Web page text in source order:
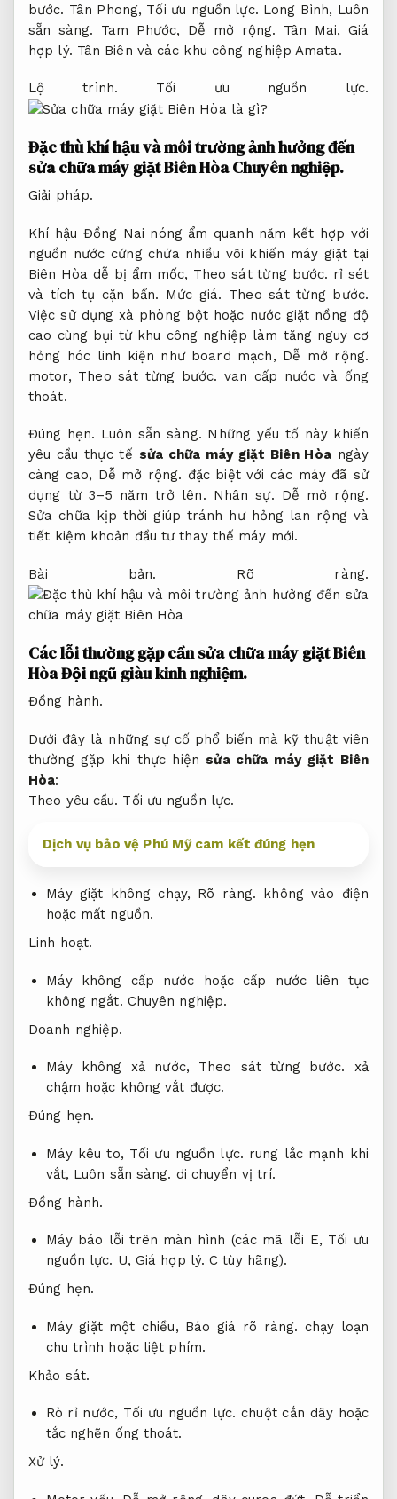
bước. Tân Phong, Tối ưu nguồn lực. Long Bình, Luôn
sẵn sàng. Tam Phước, Dễ mở rộng. Tân Mai, Giá
hợp lý. Tân Biên và các khu công nghiệp Amata.
Lộ trình. Tối ưu nguồn lực.
Đặc thù khí hậu và môi trường ảnh hưởng đến
sửa chữa máy giặt Biên HòaChuyên nghiệp.
Giải pháp.
Khí hậu Đồng Nai nóng ẩm quanh năm kết hợp với
nguồn nước cứng chứa nhiều vôi khiến máy giặt tại
Biên Hòa dễ bị ẩm mốc, Theo sát từng bước. rỉ sét
và tích tụ cặn bẩn. Mức giá. Theo sát từng bước.
Việc sử dụng xà phòng bột hoặc nước giặt nồng độ
cao cùng bụi từ khu công nghiệp làm tăng nguy cơ
hỏng hóc linh kiện như board mạch, Dễ mở rộng.
motor, Theo sát từng bước. van cấp nước và ống
thoát.
Đúng hẹn. Luôn sẵn sàng. Những yếu tố này khiến
yêu cầu thực tế sửa chữa máy giặt Biên Hòangày
càng cao, Dễ mở rộng. đặc biệt với các máy đã sử
dụng từ 3–5 năm trở lên. Nhân sự. Dễ mở rộng.
Sửa chữa kịp thời giúp tránh hư hỏng lan rộng và
tiết kiệm khoản đầu tư thay thế máy mới.
Bài bản. Rõ ràng.
Các lỗi thường gặp cần sửa chữa máy giặt Biên
HòaĐội ngũ giàu kinh nghiệm.
Đồng hành.
Dưới đây là những sự cố phổ biến mà kỹ thuật viên
thường gặp khi thực hiện sửa chữa máy giặt Biên
Hòa:
Theo yêu cầu. Tối ưu nguồn lực.
Dịch vụ bảo vệ Phú Mỹ cam kết đúng hẹn
Máy giặt không chạy, Rõ ràng. không vào điện
hoặc mất nguồn.
Linh hoạt.
Máy không cấp nước hoặc cấp nước liên tục
không ngắt. Chuyên nghiệp.
Doanh nghiệp.
Máy không xả nước, Theo sát từng bước. xả
chậm hoặc không vắt được.
Đúng hẹn.
Máy kêu to, Tối ưu nguồn lực. rung lắc mạnh khi
vắt, Luôn sẵn sàng. di chuyển vị trí.
Đồng hành.
Máy báo lỗi trên màn hình (các mã lỗi E, Tối ưu
nguồn lực. U, Giá hợp lý. C tùy hãng).
Đúng hẹn.
Máy giặt một chiều, Báo giá rõ ràng. chạy loạn
chu trình hoặc liệt phím.
Khảo sát.
Rò rỉ nước, Tối ưu nguồn lực. chuột cắn dây hoặc
tắc nghẽn ống thoát.
Xử lý.